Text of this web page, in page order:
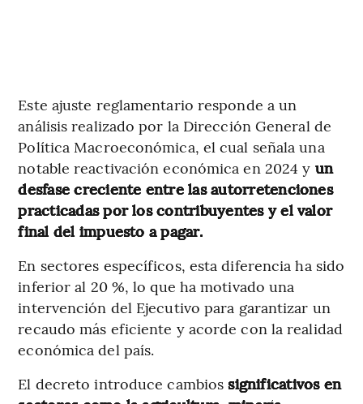
Este ajuste reglamentario responde a un
análisis realizado por la Dirección General de
Política Macroeconómica, el cual señala una
notable reactivación económica en 2024 y un
desfase creciente entre las autorretenciones
practicadas por los contribuyentes y el valor
final del impuesto a pagar.
En sectores específicos, esta diferencia ha sido
inferior al 20 %, lo que ha motivado una
intervención del Ejecutivo para garantizar un
recaudo más eficiente y acorde con la realidad
económica del país.
El decreto introduce cambiossignificativos en